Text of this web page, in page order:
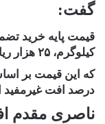
گفت:
قیمت پایه خرید
کیلوگرم، ۲۵ هزار
که این قیمت بر
درصد افت
ناصری مقدم